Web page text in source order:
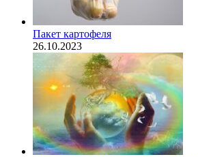
Пакет картофеля
26.10.2023